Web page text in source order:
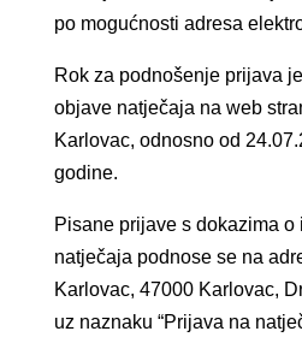
po mogućnosti adresa
Rok za podnošenje prijava
objave natječaja na web
Karlovac, odnosno od
godine.
Pisane prijave s dokazima
natječaja podnose se na
Karlovac, 47000 Karlovac,
uz naznaku “Prijava na